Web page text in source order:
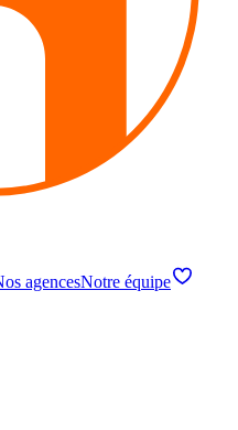
agencesNotre équipe